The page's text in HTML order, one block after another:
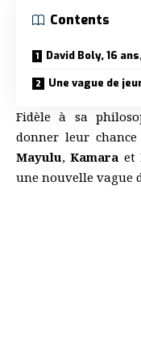
Contents
David Boly, 16
Une vague de
Fidèle à sa
donner leur
Mayulu,Kamara et
une nouvelle vague